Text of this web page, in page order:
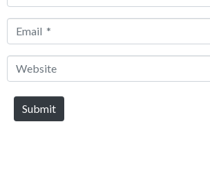
Email
Website
Submit